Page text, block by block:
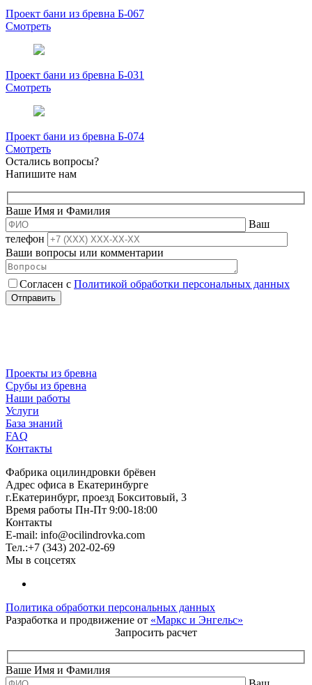
Проект бани из бревна Б-067
Смотреть
Проект бани из бревна Б-031
Смотреть
Проект бани из бревна Б-074
Смотреть
Остались вопросы?
Напишите нам
Ваше Имя и Фамилия
Ваш
телефон
Ваши вопросы или комментарии
Согласен с Политикой обработки персональных данных
Проекты из бревна
Срубы из бревна
Наши работы
Услуги
База знаний
FAQ
Контакты
Фабрика оцилиндровки брёвен
Адрес офиса в Екатеринбурге
г.Екатеринбург, проезд Бокситовый, 3
Время работы Пн-Пт 9:00-18:00
Контакты
E-mail: info@ocilindrovka.com
Тел.:+7 (343) 202-02-69
Мы в соцсетях
Политика обработки персональных данных
Разработка и продвижение от «Маркс и Энгельс»
Запросить расчет
Ваше Имя и Фамилия